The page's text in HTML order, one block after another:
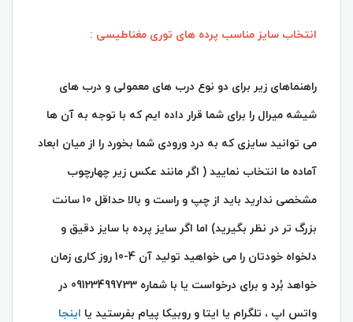
انتخاب سایز مناسب پرده های توری مغناطیسی :
راهنماهای زیر برای دو نوع درب های معمولی و درب های
شیشه میرال را برای شما قرار داده ایم که با توجه به آن ها
می توانید سایزی که به درد ورودی شما بخورد را از میان ابعاد
آماده ما انتخاب نمایید ( اگر مانند عکس زیر چهارچوب
مشخصی ندارید باید از چپ و راست و بالا حداقل 10 سانت
بزرگ تر در نظر بگیرید) اما اگر سایز پرده با سایز دقیق و
دلخواه خودتان را می خواهید تولید آن 4-10 روز کاری زمان
خواهد بُرد و برای درخواست یا با شماره 09123499733 در
واتس اپ ، تلگرام یا ایتا و روبیکا پیام بفرستید یا اینجا